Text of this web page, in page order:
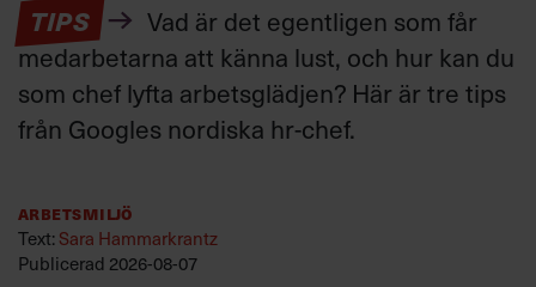
TIPS
Vad är det egentligen som får
medarbetarna att känna lust, och hur kan du
som chef lyfta arbetsglädjen? Här är tre tips
från Googles nordiska hr-chef.
Arbetsmiljö
Text:Sara Hammarkrantz
Publicerad 2026-08-07